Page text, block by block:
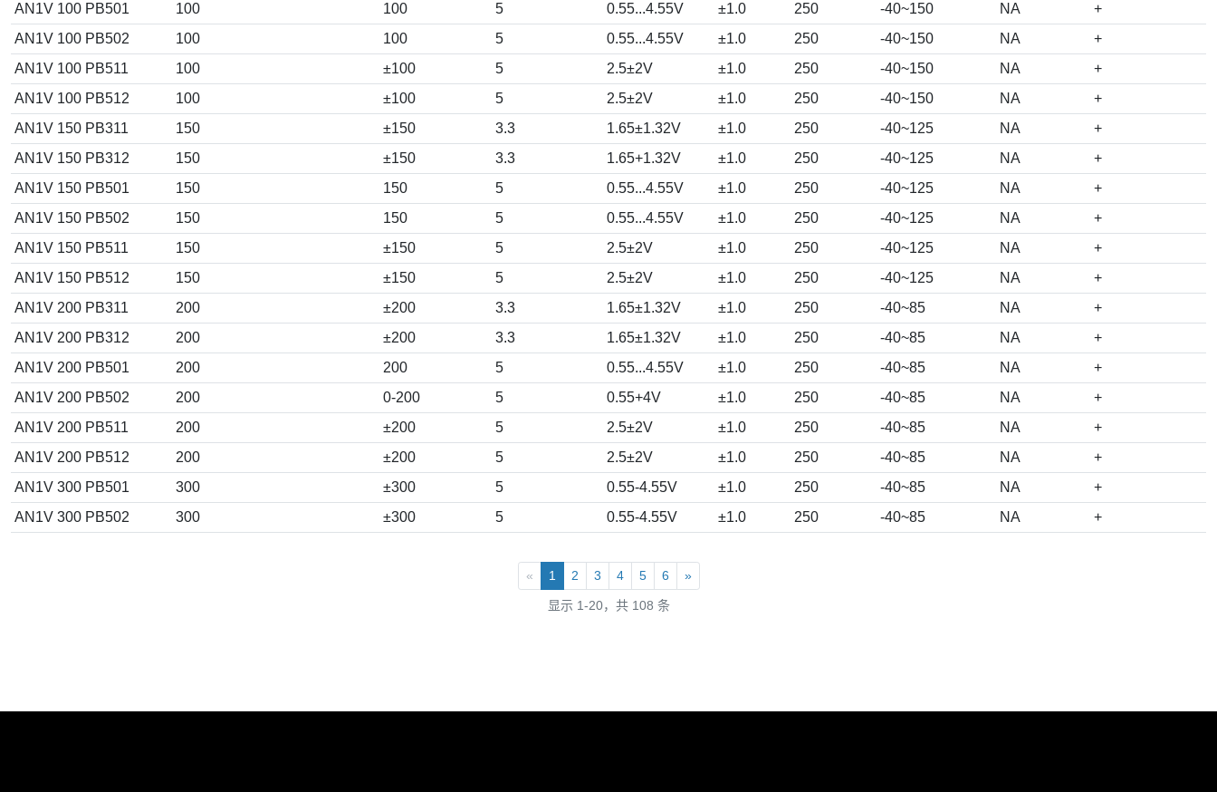
AN1V 100 PB501
100 100 5 0.55...4.55V ±1.0 250 -40~150 NA
+
AN1V 100 PB502
100 100 5 0.55...4.55V ±1.0 250 -40~150 NA
+
AN1V 100 PB511
100 ±100 5 2.5±2V ±1.0 250 -40~150 NA
+
AN1V 100 PB512
100 ±100 5 2.5±2V ±1.0 250 -40~150 NA
+
AN1V 150 PB311
150 ±150 3.3 1.65±1.32V ±1.0 250 -40~125 NA
+
AN1V 150 PB312
150 ±150 3.3 1.65+1.32V ±1.0 250 -40~125 NA
+
AN1V 150 PB501
150 150 5 0.55...4.55V ±1.0 250 -40~125 NA
+
AN1V 150 PB502
150 150 5 0.55...4.55V ±1.0 250 -40~125 NA
+
AN1V 150 PB511
150 ±150 5 2.5±2V ±1.0 250 -40~125 NA
+
AN1V 150 PB512
150 ±150 5 2.5±2V ±1.0 250 -40~125 NA
+
AN1V 200 PB311
200 ±200 3.3 1.65±1.32V ±1.0 250 -40~85 NA
+
AN1V 200 PB312
200 ±200 3.3 1.65±1.32V ±1.0 250 -40~85 NA
+
AN1V 200 PB501
200 200 5 0.55...4.55V ±1.0 250 -40~85 NA
+
AN1V 200 PB502
200 0-200 5 0.55+4V ±1.0 250 -40~85 NA
+
AN1V 200 PB511
200 ±200 5 2.5±2V ±1.0 250 -40~85 NA
+
AN1V 200 PB512
200 ±200 5 2.5±2V ±1.0 250 -40~85 NA
+
AN1V 300 PB501
300 ±300 5 0.55-4.55V ±1.0 250 -40~85 NA
+
AN1V 300 PB502
300 ±300 5 0.55-4.55V ±1.0 250 -40~85 NA +
« 1 2 3 4 5 6 »
显示 1-20，共 108 条